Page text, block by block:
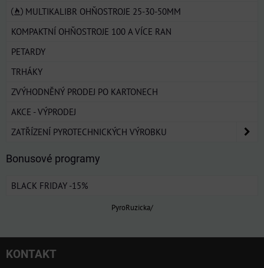
MULTIKALIBR OHŇOSTROJE 25-30-50MM
KOMPAKTNÍ OHŇOSTROJE 100 A VÍCE RAN
PETARDY
TRHÁKY
ZVÝHODNĚNÝ PRODEJ PO KARTONECH
AKCE - VÝPRODEJ
ZATŘÍZENÍ PYROTECHNICKÝCH VÝROBKU
Bonusové programy
BLACK FRIDAY -15%
PyroRuzicka/
KONTAKT